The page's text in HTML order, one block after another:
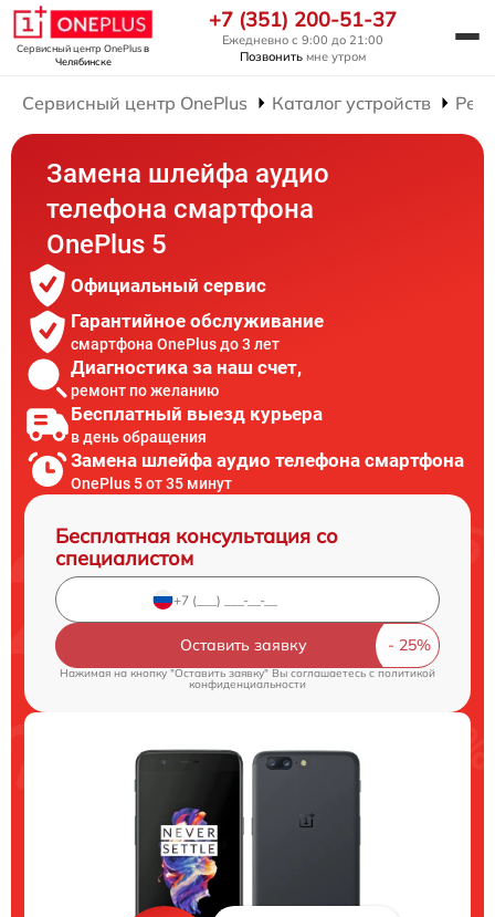
Сервисный центр OnePlusв
Челябинске
+7 (351) 200-51-37
Ежедневно с 9:00 до 21:00
Позвонить мне утром
Сервисный центр OnePlus Каталог устройств
Замена шлейфа аудио
телефона смартфона
OnePlus 5
Официальный сервис
Гарантийное обслуживание
смартфона OnePlus до 3 лет
Диагностика за наш счет,
ремонт по желанию
Бесплатный выезд курьера
в день обращения
Замена шлейфа аудио телефона смартфона
OnePlus 5 от 35 минут
Бесплатная консультация со
специалистом
Оставить заявку
Нажимая на кнопку "Оставить заявку" Вы соглашаетесь c политикой
конфиденциальности